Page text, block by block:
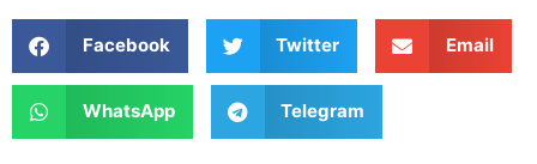
Facebook Twitter Email
WhatsApp Telegram